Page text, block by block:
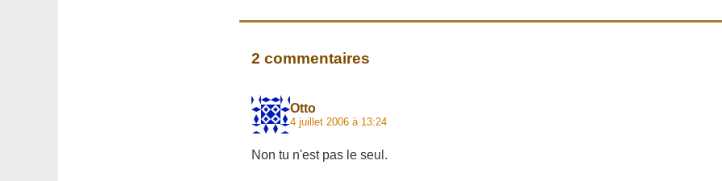
2 commentaires
Otto
4 juillet 2006 à 13:24
Non tu n'est pas le seul.